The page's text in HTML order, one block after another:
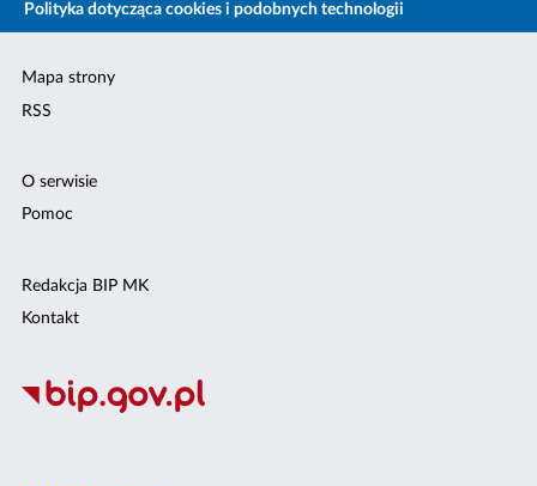
Polityka dotycząca cookies i podobnych technologii
Mapa strony
RSS
O serwisie
Pomoc
Redakcja BIP MK
Kontakt